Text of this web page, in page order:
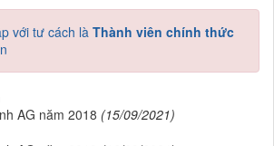
với tư cách làThành viên chính thức
AG năm 2018 (15/09/2021)